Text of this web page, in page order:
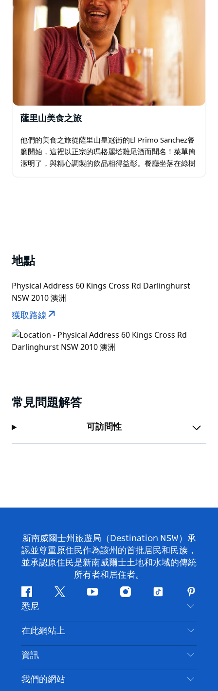
薩里山美食之旅
他們的美食之旅從薩里山皇冠街的El Primo Sanchez餐
廳開始，這裡以正宗的瑪格麗塔雞尾酒而聞名！菜單簡
潔明了，與精心調製的飲品相得益彰。餐廳坐落在綠樹
地點
Physical Address 60 Kings Cross Rd Darlinghurst
NSW 2010 澳洲
獲取路線
常見問題解答
可訪問性
新南威爾士州旅遊局（Destination NSW）承
認並尊重原住民作為該州的首批居民和民族，
並承認原住民是新南威爾士土地和水域的傳統
所有者和居住者。
Facebook嘰
喳
喳
Youtube Instagram
抖
悉尼
聯絡我們
免責聲明
隱私
Cookie 通知
在此網站上
目的地
要做的事情
新南威爾斯州公路旅行
資訊
旅行資訊
我們的網站